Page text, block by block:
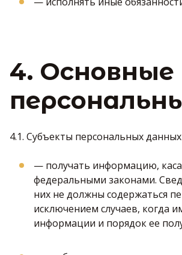
4.
4.1. Субъекты персональных
— получать информацию,
федеральными законами.
них не должны содержаться
исключением случаев, когда
информации и порядок ее